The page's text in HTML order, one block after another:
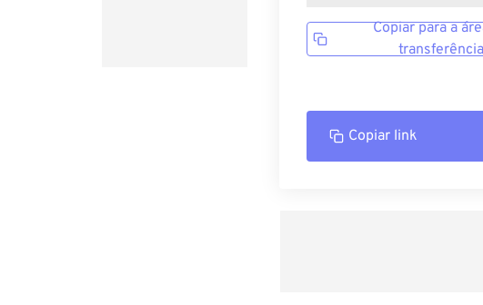
Copiar para a
transferência
Copiar link